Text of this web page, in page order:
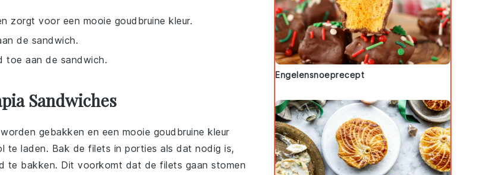
zorgt voor een mooie goudbruine kleur.
de sandwich.
toe aan de sandwich.
Sandwiches
gebakken en een mooie goudbruine kleur
te laden. Bak de filets in porties als dat nodig is,
te bakken. Dit voorkomt dat de filets gaan stomen
Engelensnoeprecept